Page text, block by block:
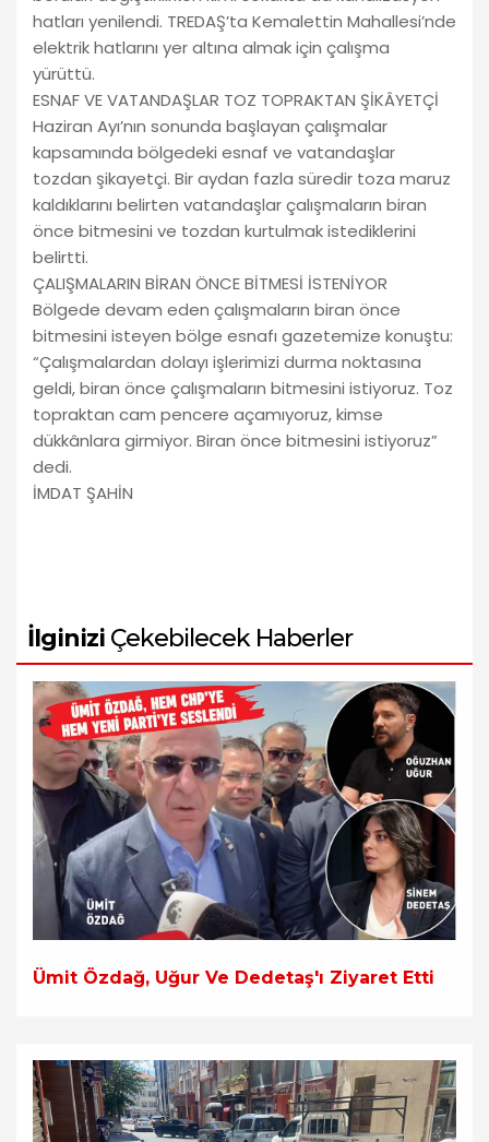
hatları yenilendi. TREDAŞ’ta Kemalettin Mahallesi’nde
elektrik hatlarını yer altına almak için çalışma
yürüttü.
ESNAF VE VATANDAŞLAR TOZ TOPRAKTAN ŞİKÂYETÇİ
Haziran Ayı’nın sonunda başlayan çalışmalar
kapsamında bölgedeki esnaf ve vatandaşlar
tozdan şikayetçi. Bir aydan fazla süredir toza maruz
kaldıklarını belirten vatandaşlar çalışmaların biran
önce bitmesini ve tozdan kurtulmak istediklerini
belirtti.
ÇALIŞMALARIN BİRAN ÖNCE BİTMESİ İSTENİYOR
Bölgede devam eden çalışmaların biran önce
bitmesini isteyen bölge esnafı gazetemize konuştu:
“Çalışmalardan dolayı işlerimizi durma noktasına
geldi, biran önce çalışmaların bitmesini istiyoruz. Toz
topraktan cam pencere açamıyoruz, kimse
dükkânlara girmiyor. Biran önce bitmesini istiyoruz”
dedi.
İMDAT ŞAHİN
İlginizi Çekebilecek Haberler
Ümit Özdağ, Uğur Ve Dedetaş'ı Ziyaret Etti